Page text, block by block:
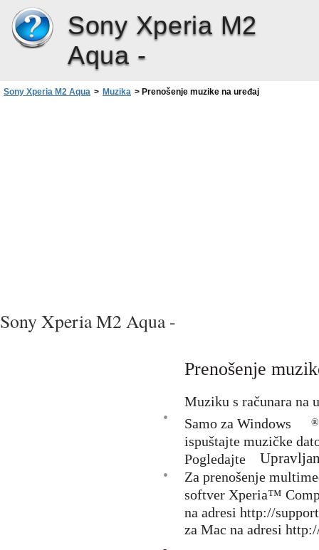
Sony Xperia M2
Aqua -
Sony Xperia M2 Aqua > Muzika > Prenošenje muzike na uređaj
Sony Xperia M2 Aqua -
Prenošenje
Muziku s računara na
•
Samo za Windows ®
ispuštajte muzičke
Pogledajte
•
Za prenošenje
softver Xperia™
na adresi http://
za Mac na adresi